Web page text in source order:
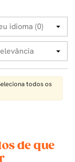
todos os
de que